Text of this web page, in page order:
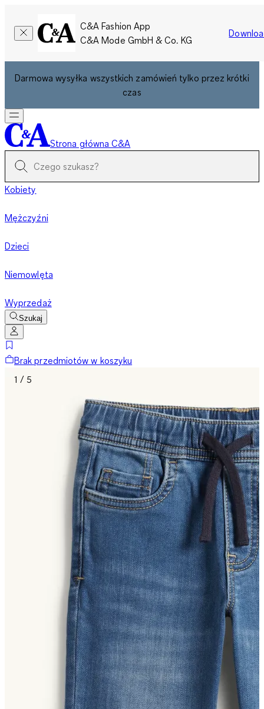
C&A Fashion App
C&A Mode GmbH & Co. KG
Darmowa wysyłka wszystkich zamówień tylko przez krótki
czas
Strona główna C&A
Kobiety
Mężczyźni
Dzieci
Niemowlęta
Wyprzedaż
Szukaj
Brak przedmiotów w koszyku
1 / 5